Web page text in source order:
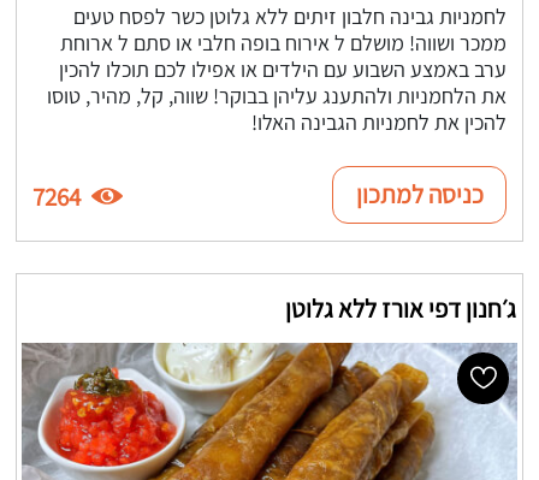
לחמניות גבינה חלבון זיתים ללא גלוטן כשר לפסח טעים
ממכר ושווה! מושלם ל אירוח בופה חלבי או סתם ל ארוחת
ערב באמצע השבוע עם הילדים או אפילו לכם תוכלו להכין
את הלחמניות ולהתענג עליהן בבוקר! שווה, קל, מהיר, טוסו
להכין את לחמניות הגבינה האלו!
כניסה למתכון 7264
ג׳חנון דפי אורז ללא גלוטן